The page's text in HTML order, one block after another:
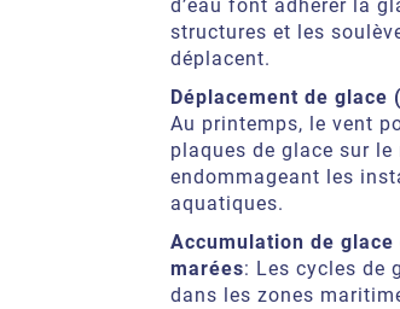
d’eau font adhérer la
structures et les
déplacent.
Déplacement de glace
Au printemps, le vent
plaques de glace sur le
endommageant les
aquatiques.
Accumulation de glace
marées: Les cycles de
dans les zones